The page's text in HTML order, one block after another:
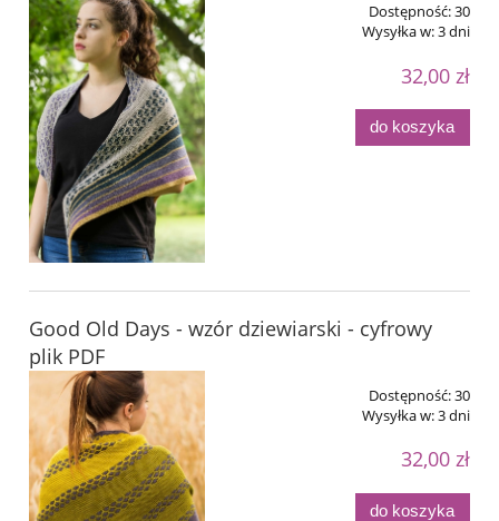
Dostępność:30
Wysyłka w:3 dni
32,00 zł
do koszyka
Good Old Days - wzór dziewiarski - cyfrowy
plik PDF
Dostępność:30
Wysyłka w:3 dni
32,00 zł
do koszyka